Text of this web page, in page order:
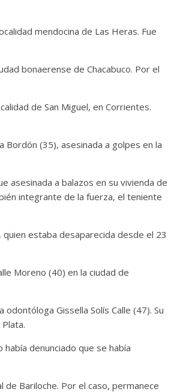
mendocina de Las Heras. Fue
bonaerense de Chacabuco. Por el
de San Miguel, en Corrientes.
Bordón (35), asesinada a golpes en la
asesinada a balazos en su vivienda de
integrante de la fuerza, el teniente
estaba desaparecida desde el 23
Moreno (40) en la ciudad de
Gissella Solís Calle (47). Su
denunciado que se había
de Bariloche. Por el caso, permanece